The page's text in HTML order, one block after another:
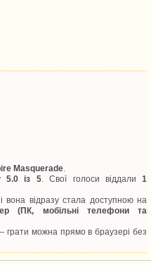
Masquerade
5.0 із 5. Свої голоси віддали1
вона відразу стала доступною на
(ПК, мобільні телефони та
можна прямо в браузері без